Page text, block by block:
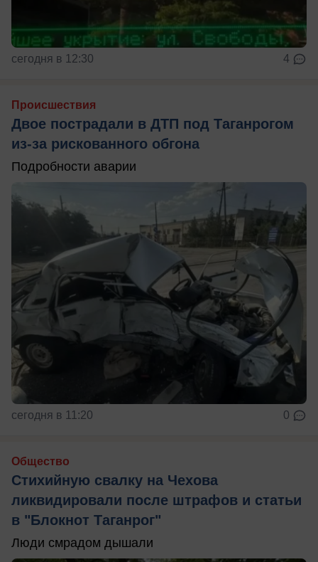
сегодня в 12:30 4
Происшествия
Двое пострадали в ДТП под Таганрогом
из-за рискованного обгона
Подробности аварии
сегодня в 11:20 0
Общество
Стихийную свалку на Чехова
ликвидировали после штрафов и статьи
в "Блокнот Таганрог"
Люди смрадом дышали